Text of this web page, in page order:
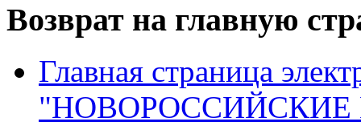
Возврат на главную
Главная страница
"НОВОРОССИЙСКИЕ